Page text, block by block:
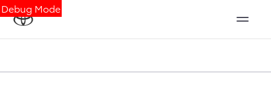
Debug Mode